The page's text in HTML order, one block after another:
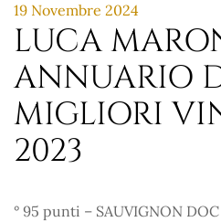
19 Novembre 2024
LUCA
ANNUARIO
MIGLIORI
2023
° 95 punti – SAUVIGNON